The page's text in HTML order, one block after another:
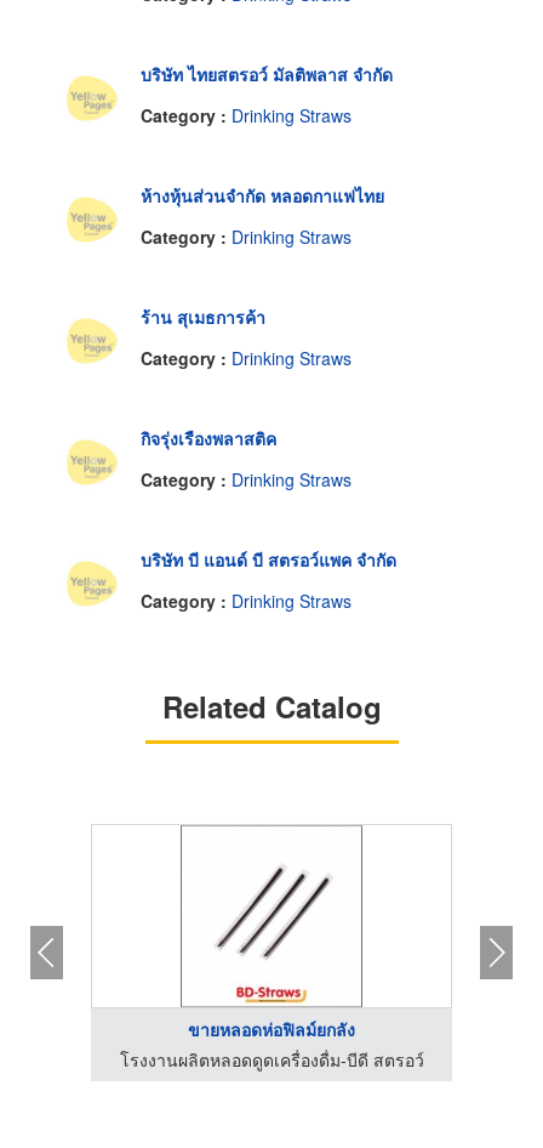
บริษัท ไทยสตรอว์ มัลติพลาส จำกัด
Category : Drinking Straws
ห้างหุ้นส่วนจำกัด หลอดกาแฟไทย
Category : Drinking Straws
ร้าน สุเมธการค้า
Category : Drinking Straws
กิจรุ่งเรืองพลาสติค
Category : Drinking Straws
บริษัท บี แอนด์ บี สตรอว์แพค จำกัด
Category : Drinking Straws
Related Catalog
ขายหลอดห่อฟิลม์ยกลัง
โรงงานผลิตหลอดดูดเครื่องดื่ม-บีดี สตรอว์